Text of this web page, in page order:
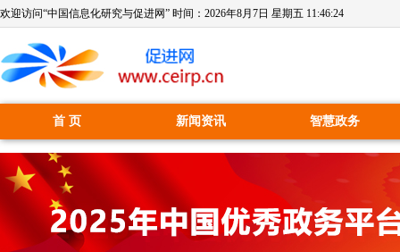
欢迎访问“中国信息化研究与促进网” 时间： 2026年8月7日 星期五 11:46:24
首 页 新闻资讯 智慧政务